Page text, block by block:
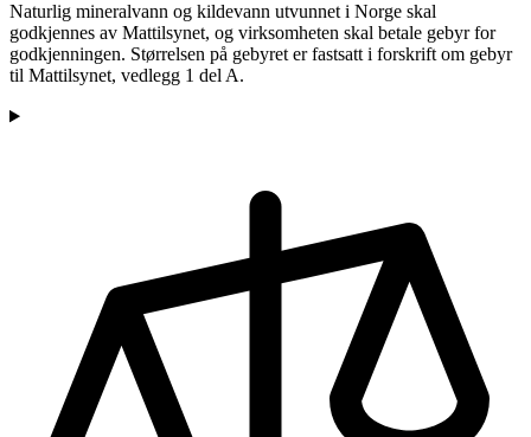
Naturlig mineralvann og kildevann utvunnet i Norge skal
godkjennes av Mattilsynet, og virksomheten skal betale gebyr for
godkjenningen. Størrelsen på gebyret er fastsatt i forskrift om gebyr
til Mattilsynet, vedlegg 1 del A.